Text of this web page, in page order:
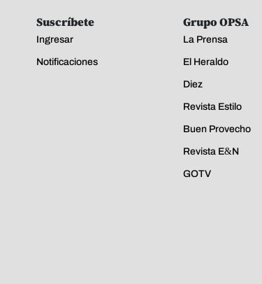
Suscríbete
Ingresar
Notificaciones
Grupo OPSA
La Prensa
El Heraldo
Diez
Revista Estilo
Buen Provecho
Revista E&N
GOTV